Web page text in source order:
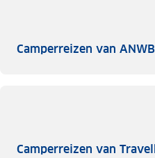
Camperreizen van ANWB
Camperreizen van